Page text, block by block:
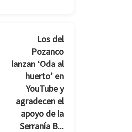
Los del
Pozanco
lanzan ‘Oda al
huerto’ en
YouTube y
agradecen el
apoyo de la
Serranía B...